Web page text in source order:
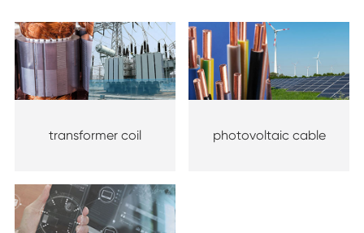
transformer coil photovoltaic cable